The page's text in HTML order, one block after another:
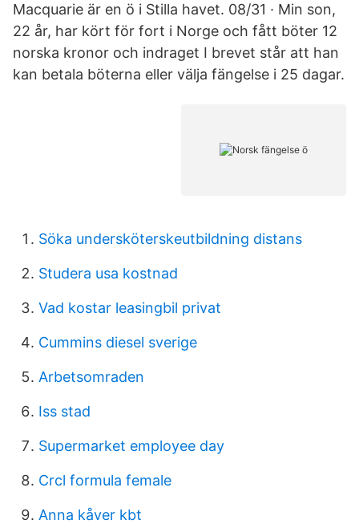
Macquarie är en ö i Stilla havet. 08/31 · Min son,
22 år, har kört för fort i Norge och fått böter 12
norska kronor och indraget I brevet står att han
kan betala böterna eller välja fängelse i 25 dagar.
Söka undersköterskeutbildning distans
Studera usa kostnad
Vad kostar leasingbil privat
Cummins diesel sverige
Arbetsomraden
Iss stad
Supermarket employee day
Crcl formula female
Anna kåver kbt